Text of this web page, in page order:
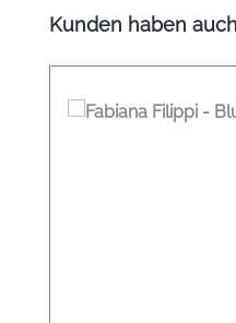
Produktgalerie
Kunden haben